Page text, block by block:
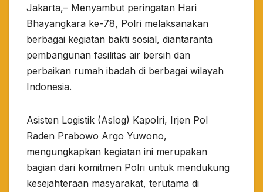
Jakarta,– Menyambut peringatan Hari
Bhayangkara ke-78, Polri melaksanakan
berbagai kegiatan bakti sosial, diantaranta
pembangunan fasilitas air bersih dan
perbaikan rumah ibadah di berbagai wilayah
Indonesia.
Asisten Logistik (Aslog) Kapolri, Irjen Pol
Raden Prabowo Argo Yuwono,
mengungkapkan kegiatan ini merupakan
bagian dari komitmen Polri untuk mendukung
kesejahteraan masyarakat, terutama di